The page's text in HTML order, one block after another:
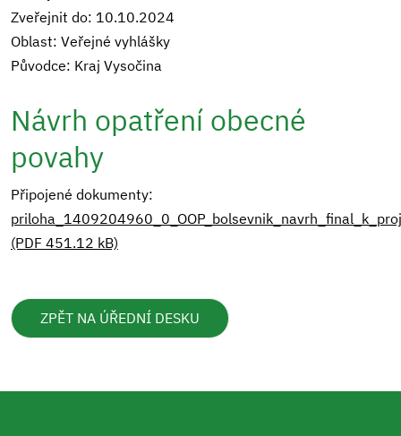
Zveřejnit do: 10.10.2024
Oblast: Veřejné vyhlášky
Původce: Kraj Vysočina
Návrh opatření obecné
povahy
Připojené dokumenty:
(PDF 451.12 kB)
ZPĚT NA ÚŘEDNÍ DESKU